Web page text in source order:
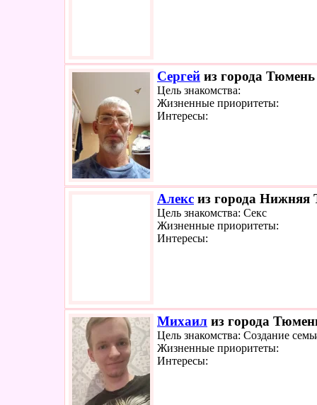
Сергей из города
Цель знакомства:
Жизненные приоритеты:
Интересы:
Алекс из города Нижняя
Цель знакомства: Секс
Жизненные приоритеты:
Интересы:
Михаил из города
Цель знакомства: Создание
Жизненные приоритеты:
Интересы: